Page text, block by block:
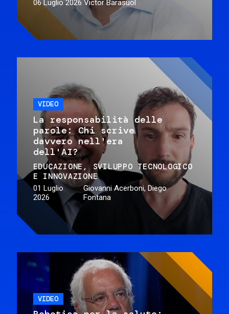
06 Luglio 2026 Victor Barasuol
VIDEO
La responsabilità delle
parole: Chi scrive
davvero nell'era
dell'AI?
EDUCAZIONE
SVILUPPO TECNOLOGICO
E INNOVAZIONE
01 Luglio
2026
Giovanni Acerboni, Diego
Fontana
VIDEO